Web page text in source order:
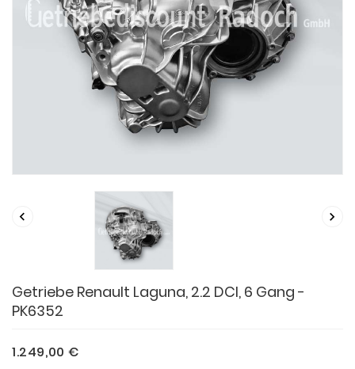
 
Getriebe Renault Laguna, 2.2 DCI, 6 Gang -
PK6352
1.249,00 €